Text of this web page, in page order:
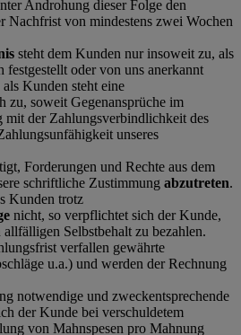
Androhung dieser Folge den
Nachfrist von mindestens zwei Wochen
steht dem Kunden nur insoweit zu, als
festgestellt oder von uns anerkannt
Kunden steht eine
zu, soweit Gegenansprüche im
mit der Zahlungsverbindlichkeit des
unseres
Forderungen und Rechte aus dem
schriftliche Zustimmung abzutreten.
Kunden trotz
nicht, so verpflichtet sich der Kunde,
Selbstbehalt zu bezahlen.
verfallen gewährte
u.a.) und werden der Rechnung
notwendige und zweckentsprechende
der Kunde bei verschuldetem
von Mahnspesen pro Mahnung